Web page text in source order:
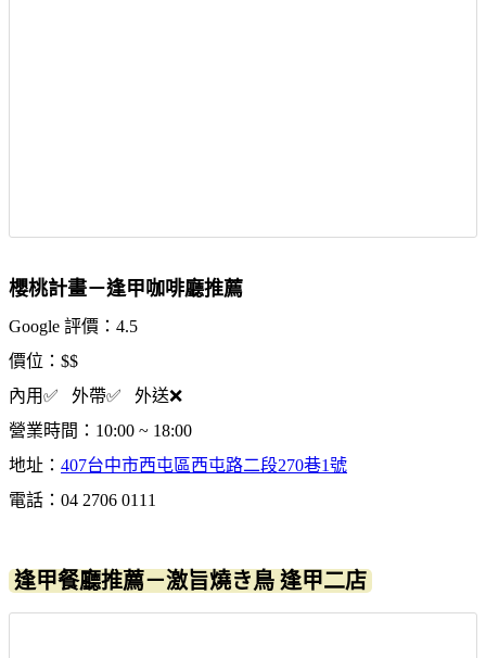
櫻桃計畫－逢甲咖啡廳推薦
Google 評價：4.5
價位：$$
內用✅ 外帶✅ 外送❌
營業時間：10:00 ~ 18:00
地址： 407台中市西屯區西屯路二段270巷1號
電話：04 2706 0111
逢甲餐廳推薦－激旨燒き鳥 逢甲二店